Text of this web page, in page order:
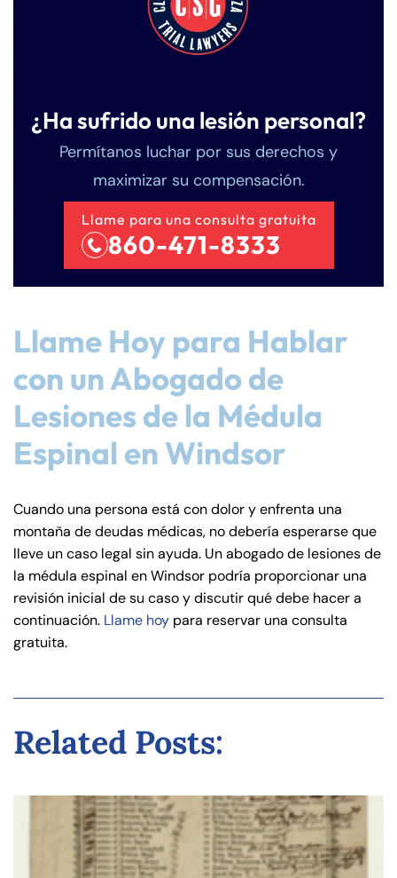
¿Ha sufrido una lesión personal?
Permítanos luchar por sus derechos y
maximizar su compensación.
Llame para una consulta gratuita
860-471-8333
Llame Hoy para Hablar
con un Abogado de
Lesiones de la Médula
Espinal en Windsor
Cuando una persona está con dolor y enfrenta una
montaña de deudas médicas, no debería esperarse que
lleve un caso legal sin ayuda. Un abogado de lesiones de
la médula espinal en Windsor podría proporcionar una
revisión inicial de su caso y discutir qué debe hacer a
continuación. Llame hoy para reservar una consulta
gratuita.
Related Posts: